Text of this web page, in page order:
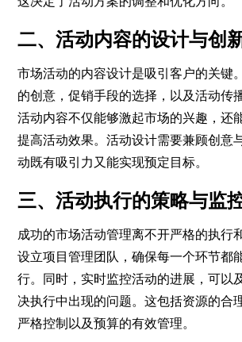
二、活动内容的设计与创
市场活动的内容设计是吸引客户的关键
的创意，促销手段的选择，以及活动传
活动内容不仅能够激起市场的兴趣，还
提高活动效果。活动设计需要兼顾创意
动既有吸引力又能实现预定目标。
三、活动执行的策略与监
成功的市场活动管理离不开严格的执行
设立项目管理团队，确保每一个环节都
行。同时，实时监控活动的进展，可以
决执行中出现的问题。这包括资源的合
严格控制以及预算的有效管理。